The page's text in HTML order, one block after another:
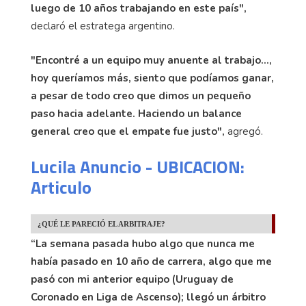
luego de 10 años trabajando en este país",
declaró el estratega argentino.
"Encontré a un equipo muy anuente al trabajo...,
hoy queríamos más, siento que podíamos ganar,
a pesar de todo creo que dimos un pequeño
paso hacia adelante. Haciendo un balance
general creo que el empate fue justo", agregó.
Lucila Anuncio - UBICACION:
Articulo
¿QUÉ LE PARECIÓ EL ARBITRAJE?
“La semana pasada hubo algo que nunca me
había pasado en 10 año de carrera, algo que me
pasó con mi anterior equipo (Uruguay de
Coronado en Liga de Ascenso); llegó un árbitro